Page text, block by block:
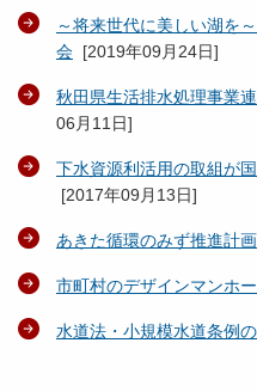
～将来世代に美しい湖を
会 [2019年09月24日]
秋田県生活排水処理事業
06月11日]
下水資源利活用の取組が
[2017年09月13日]
あきた循環のみず推進計画
市町村のデザインマンホ
水道法・小規模水道条例